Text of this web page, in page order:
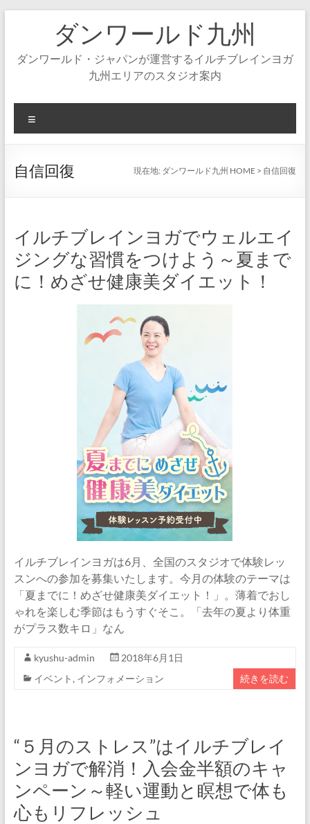
ダンワールド九州
ダンワールド・ジャパンが運営するイルチブレインヨガ
九州エリアのスタジオ案内
ニ
ー
自信回復 現在地: ダンワールド九州 HOME > 自信回復
イルチブレインヨガでウェルエイ
ジングな習慣をつけよう～夏まで
に！めざせ健康美ダイエット！
イルチブレインヨガは6月、全国のスタジオで体験レッ
スンへの参加を募集いたします。今月の体験のテーマは
「夏までに！めざせ健康美ダイエット！」。薄着でおし
ゃれを楽しむ季節はもうすぐそこ。「去年の夏より体重
がプラス数キロ」なん
kyushu-admin
2018年6月1日
イベント , インフォメーション 続きを読む
“５月のストレス”はイルチブレイ
ンヨガで解消！入会金半額のキャ
ンペーン～軽い運動と瞑想で体も
心もリフレッシュ